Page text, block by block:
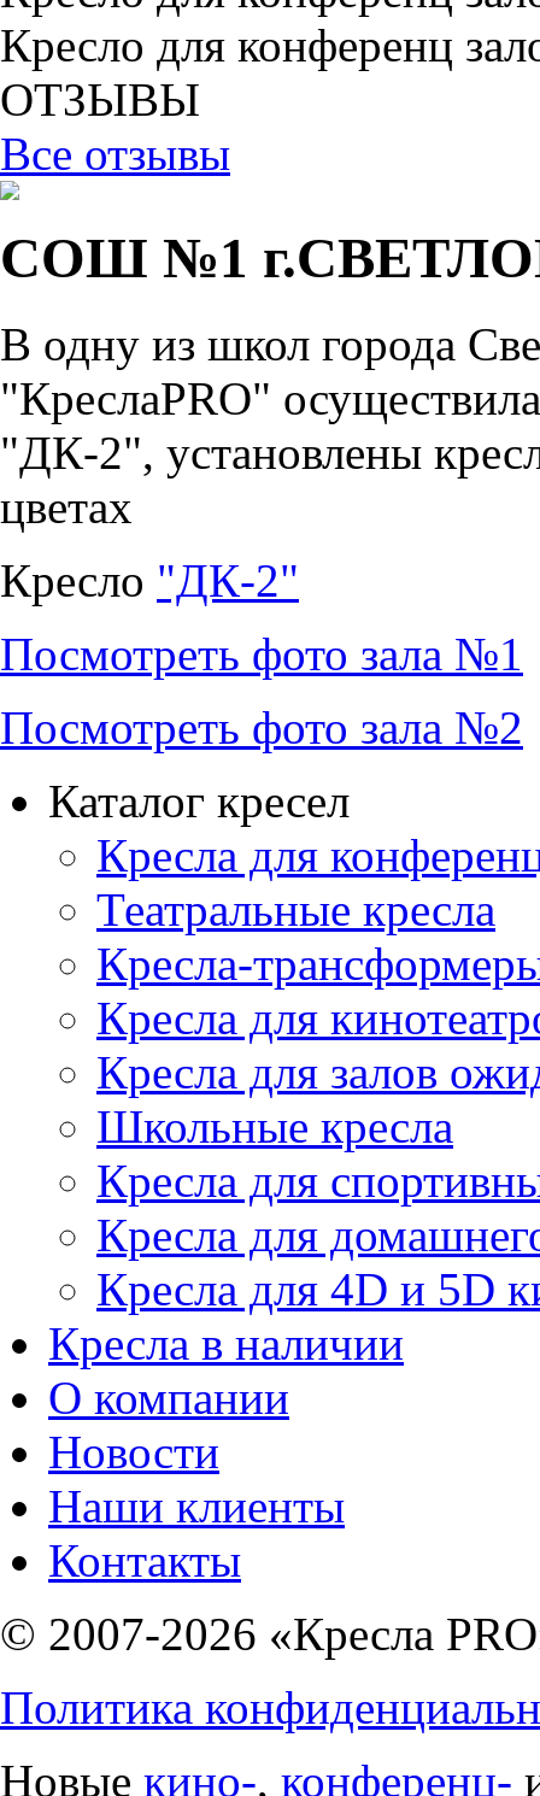
Кресло для конференц
ОТЗЫВЫ
Все отзывы
СОШ №1
В одну из школ города
"КреслаPRO"
"ДК-2", установлены
цветах
Кресло "ДК-2"
Посмотреть фото зала №1
Посмотреть фото зала №2
Каталог кресел
Кресла для
Театральные кресла
Кресла-
Кресла для
Кресла для залов
Школьные кресла
Кресла для
Кресла для
Кресла для 4D и 5D
Кресла в наличии
О компании
Новости
Наши клиенты
Контакты
© 2007-2026 «Кресла
Политика
Новые кино-, конференц-